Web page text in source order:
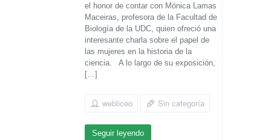
el honor de contar con Mónica Lamas
Maceiras, profesora de la Facultad de
Biología de la UDC, quien ofreció una
interesante charla sobre el papel de
las mujeres en la historia de la
ciencia. A lo largo de su exposición,
[…]
webliceo Sin categoría
Seguir leyendo